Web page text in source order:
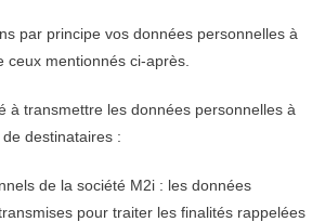
par principe vos données personnelles à
ceux mentionnés ci-après.
à transmettre les données personnelles à
destinataires :
de la société M2i : les données
pour traiter les finalités rappelées